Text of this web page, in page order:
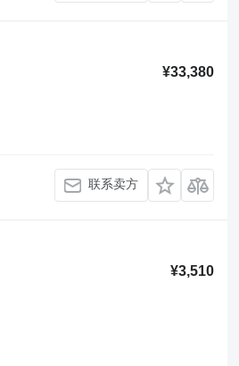
¥33,380
联系卖方
¥3,510